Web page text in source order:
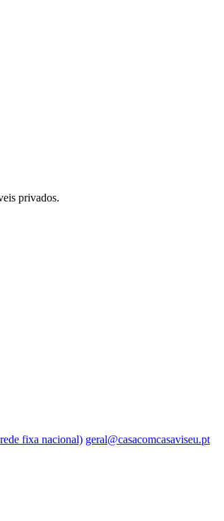
privados.
fixa nacional) geral@casacomcasaviseu.pt